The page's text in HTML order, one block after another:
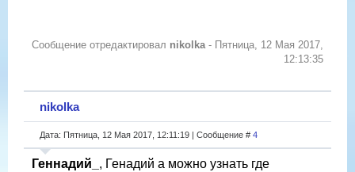
Сообщение отредактировал nikolka - Пятница, 12 Мая 2017,
12:13:35
nikolka
Дата: Пятница, 12 Мая 2017, 12:11:19 | Сообщение # 4
Геннадий_ , Генадий а можно узнать где